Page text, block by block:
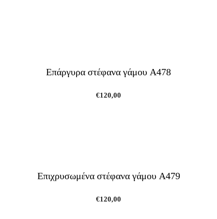
Επάργυρα στέφανα γάμου A478
€120,00
Επιχρυσωμένα στέφανα γάμου A479
€120,00